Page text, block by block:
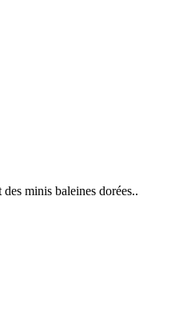
minis baleines dorées..